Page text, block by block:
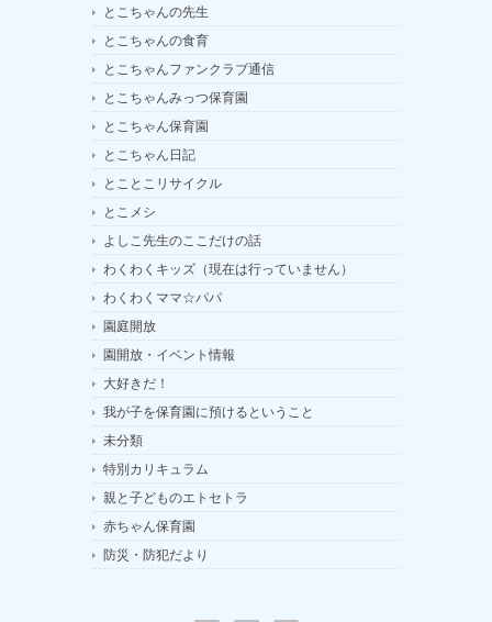
とこちゃんの先生
とこちゃんの食育
とこちゃんファンクラブ通信
とこちゃんみっつ保育園
とこちゃん保育園
とこちゃん日記
とことこリサイクル
とこメシ
よしこ先生のここだけの話
わくわくキッズ（現在は行っていません）
わくわくママ☆パパ
園庭開放
園開放・イベント情報
大好きだ！
我が子を保育園に預けるということ
未分類
特別カリキュラム
親と子どものエトセトラ
赤ちゃん保育園
防災・防犯だより